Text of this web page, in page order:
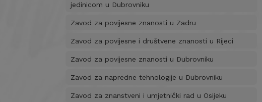
jedinicom u Dubrovniku
Zavod za povijesne znanosti u Zadru
Zavod za povijesne i društvene znanosti u Rijeci
Zavod za povijesne znanosti u Dubrovniku
Zavod za napredne tehnologije u Dubrovniku
Zavod za znanstveni i umjetnički rad u Osijeku